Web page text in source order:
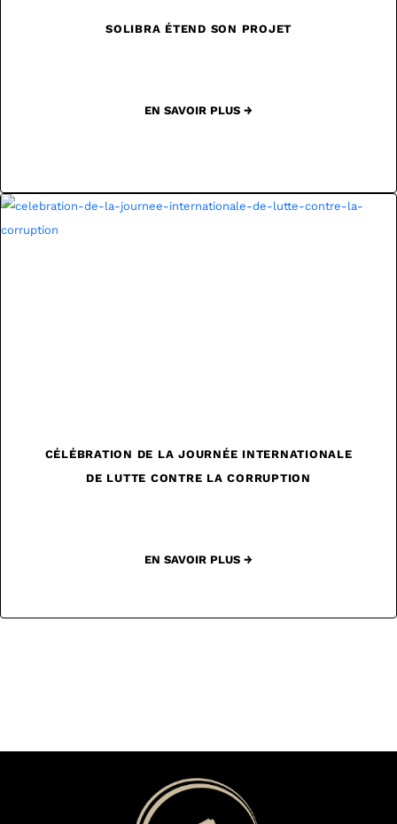
SOLIBRA ÉTEND SON PROJET
EN SAVOIR PLUS →
CÉLÉBRATION DE LA JOURNÉE INTERNATIONALE
DE LUTTE CONTRE LA CORRUPTION
EN SAVOIR PLUS →